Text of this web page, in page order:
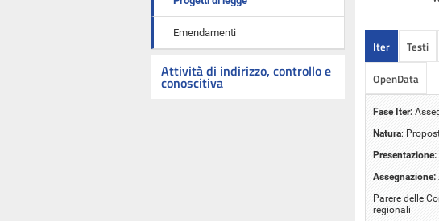
Emendamenti
Attività di indirizzo, controllo e
conoscitiva
Iter Testi
OpenData
Fase Iter:
Natura:
Presentazione:
Assegnazione:
Parere delle
regionali